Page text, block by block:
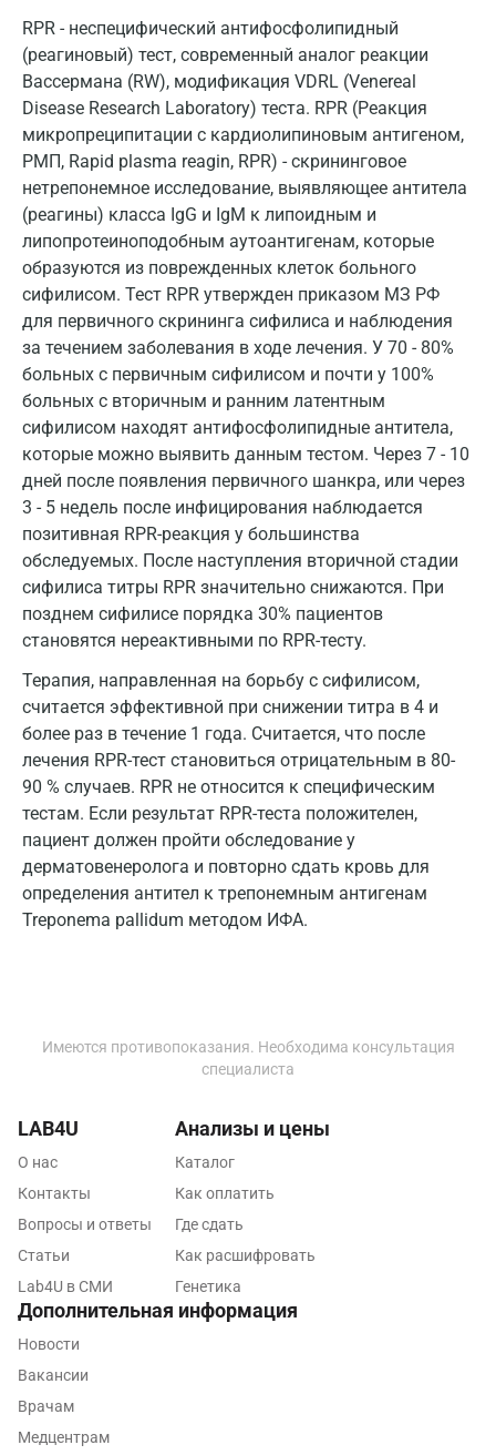
RPR - неспецифический антифосфолипидный
(реагиновый) тест, современный аналог реакции
Вассермана (RW), модификация VDRL (Venereal
Disease Research Laboratory) теста. RPR (Реакция
микропреципитации с кардиолипиновым антигеном,
РМП, Rapid plasma reagin, RPR) - скрининговое
нетрепонемное исследование, выявляющее антитела
(реагины) класса IgG и IgM к липоидным и
липопротеиноподобным аутоантигенам, которые
образуются из поврежденных клеток больного
сифилисом. Тест RPR утвержден приказом МЗ РФ
для первичного скрининга сифилиса и наблюдения
за течением заболевания в ходе лечения. У 70 - 80%
больных с первичным сифилисом и почти у 100%
больных с вторичным и ранним латентным
сифилисом находят антифосфолипидные антитела,
которые можно выявить данным тестом. Через 7 - 10
дней после появления первичного шанкра, или через
3 - 5 недель после инфицирования наблюдается
позитивная RPR-реакция у большинства
обследуемых. После наступления вторичной стадии
сифилиса титры RPR значительно снижаются. При
позднем сифилисе порядка 30% пациентов
становятся нереактивными по RPR-тесту.
Терапия, направленная на борьбу с сифилисом,
считается эффективной при снижении титра в 4 и
более раз в течение 1 года. Считается, что после
лечения RPR-тест становиться отрицательным в 80-
90 % случаев. RPR не относится к специфическим
тестам. Если результат RPR-теста положителен,
пациент должен пройти обследование у
дерматовенеролога и повторно сдать кровь для
определения антител к трепонемным антигенам
Treponema pallidum методом ИФА.
Красноярск
Курск
Лабинск
Липецк
Лобня
Люберцы
Майкоп
Мурино
Мурманск
Набережные Челны
Наро-Фоминск
Нижневартовск
Нижнекамск
Новороссийск
Новосибирск
Ногинск
Обнинск
Одинцово
Омск
Орехово-Зуево
Пенза
Петрозаводск
Псков
Пушкин
Пятигорск
Имеются противопоказания. Необходима консультация
специалиста
LAB4U
О нас
Контакты
Вопросы и ответы
Статьи
Lab4U в СМИ
Анализы и цены
Каталог
Как оплатить
Где сдать
Как расшифровать
Генетика
Дополнительная информация
Новости
Вакансии
Врачам
Медцентрам